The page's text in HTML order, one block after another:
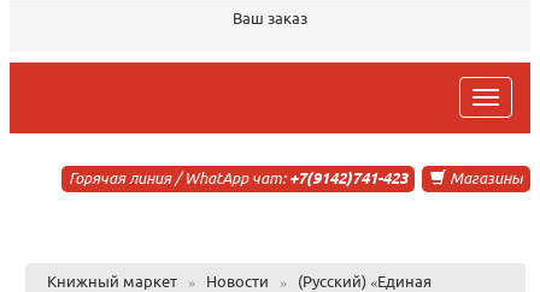
Ваш заказ
trk
Магазины
Горячая линия / WhatApp чат: +7(9142)741-423
Книжный маркет » Новости »
(Русский) «Единая